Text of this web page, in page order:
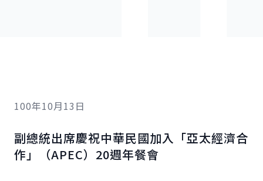
100年10月13日
副總統出席慶祝中華民國加入「亞太經濟合
作」（APEC）20週年餐會